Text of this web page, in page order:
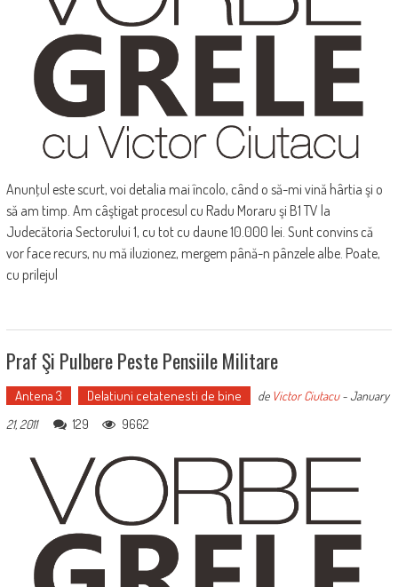
Anunţul este scurt, voi detalia mai încolo, când o să-mi vină hârtia şi o
să am timp. Am câştigat procesul cu Radu Moraru şi B1 TV la
Judecătoria Sectorului 1, cu tot cu daune 10.000 lei. Sunt convins că
vor face recurs, nu mă iluzionez, mergem până-n pânzele albe. Poate,
cu prilejul
Praf Şi Pulbere Peste Pensiile Militare
Antena 3 Delatiuni cetatenesti de bine de Victor Ciutacu-January
21, 2011
129 9662